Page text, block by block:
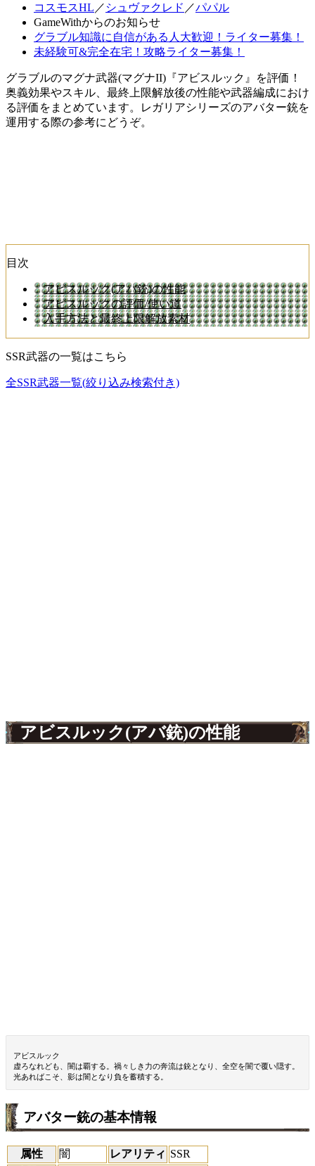
コスモスHL ／ シュヴァクレド ／パパル
GameWithからのお知らせ
グラブル知識に自信がある人大歓迎！ライター募集！
未経験可&完全在宅！攻略ライター募集！
グラブルのマグナ武器(マグナII)『アビスルック』を評価！
奥義効果やスキル、最終上限解放後の性能や武器編成におけ
る評価をまとめています。レガリアシリーズのアバター銃を
運用する際の参考にどうぞ。
目次
アビスルック(アバ銃)の性能
アビスルックの評価/使い道
入手方法と最終上限解放素材
SSR武器の一覧はこちら
全SSR武器一覧(絞り込み検索付き)
アビスルック(アバ銃)の性能
アビスルック
虚ろなれども、闇は覇する。禍々しき力の奔流は銃となり、全空を闇で覆い隠す。
光あればこそ、影は闇となり負を蓄積する。
アバター銃の基本情報
属性 闇 レアリティ SSR